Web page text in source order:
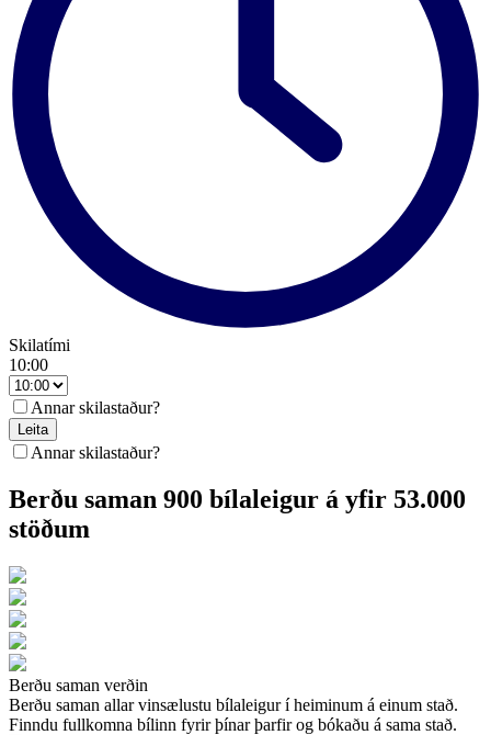
Skilatími
10:00
Annar skilastaður?
Leita
Annar skilastaður?
Berðu saman 900 bílaleigur á yfir 53.000
stöðum
Berðu saman verðin
Berðu saman allar vinsælustu bílaleigur í heiminum á einum stað.
Finndu fullkomna bílinn fyrir þínar þarfir og bókaðu á sama stað.